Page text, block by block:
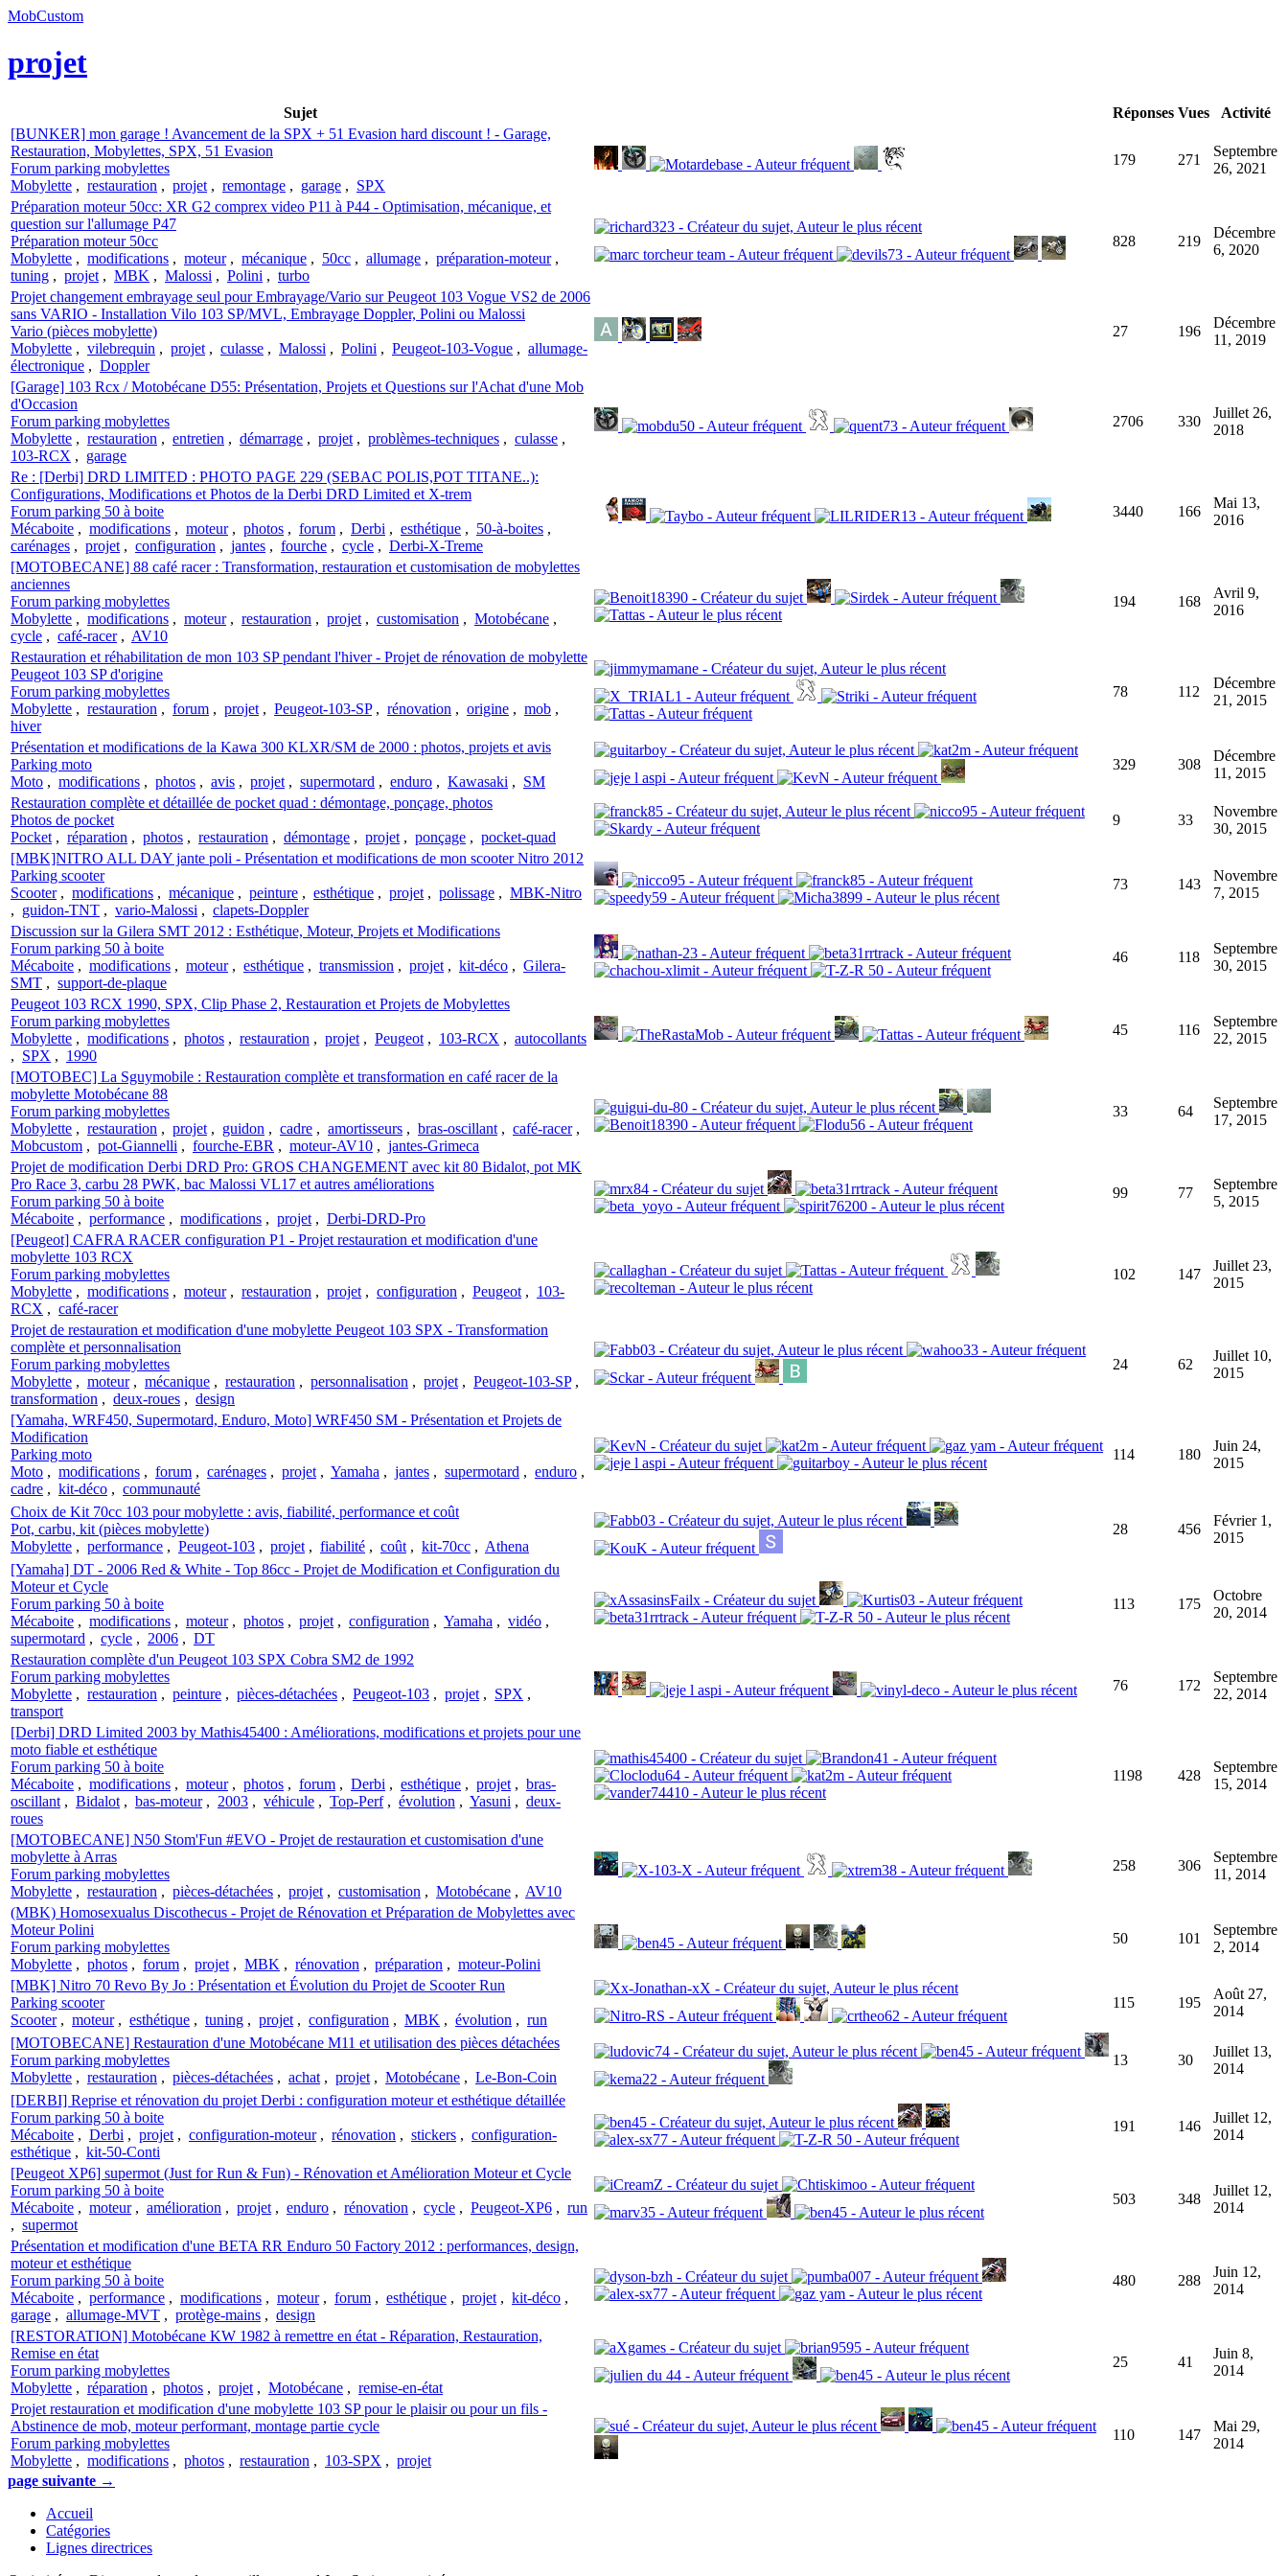
MobCustom
projet
Sujet Réponses Vues
Activité
[BUNKER] mon garage ! Avancement de la SPX + 51 Evasion hard discount ! - Garage,
Restauration, Mobylettes, SPX, 51 Evasion
Forum parking mobylettes
Mobylette , restauration , projet , remontage , garage , SPX
179 271
Septembre
26, 2021
Préparation moteur 50cc: XR G2 comprex video P11 à P44 - Optimisation, mécanique, et
question sur l'allumage P47
Préparation moteur 50cc
Mobylette , modifications , moteur, mécanique , 50cc , allumage , préparation-moteur,
tuning , projet , MBK , Malossi , Polini , turbo
828 219
Décembre
6, 2020
Projet changement embrayage seul pour Embrayage/Vario sur Peugeot 103 Vogue VS2 de 2006
sans VARIO - Installation Vilo 103 SP/MVL, Embrayage Doppler, Polini ou Malossi
Vario (pièces mobylette)
Mobylette , vilebrequin , projet , culasse , Malossi , Polini , Peugeot-103-Vogue , allumage-
électronique , Doppler
27 196
Décembre
11, 2019
[Garage] 103 Rcx / Motobécane D55: Présentation, Projets et Questions sur l'Achat d'une Mob
d'Occasion
Forum parking mobylettes
Mobylette , restauration , entretien , démarrage , projet , problèmes-techniques , culasse ,
103-RCX , garage
2706 330
Juillet 26,
2018
Re : [Derbi] DRD LIMITED : PHOTO PAGE 229 (SEBAC POLIS,POT TITANE..):
Configurations, Modifications et Photos de la Derbi DRD Limited et X-trem
Forum parking 50 à boite
Mécaboite , modifications , moteur, photos , forum , Derbi , esthétique , 50-à-boites ,
carénages , projet , configuration , jantes , fourche , cycle , Derbi-X-Treme
3440 166
Mai 13,
2016
[MOTOBECANE] 88 café racer : Transformation, restauration et customisation de mobylettes
anciennes
Forum parking mobylettes
Mobylette , modifications , moteur, restauration , projet , customisation , Motobécane ,
cycle , café-racer, AV10
194 168
Avril 9,
2016
Restauration et réhabilitation de mon 103 SP pendant l'hiver - Projet de rénovation de mobylette
Peugeot 103 SP d'origine
Forum parking mobylettes
Mobylette , restauration , forum , projet , Peugeot-103-SP, rénovation , origine , mob ,
hiver
78 112
Décembre
21, 2015
Présentation et modifications de la Kawa 300 KLXR/SM de 2000 : photos, projets et avis
Parking moto
Moto , modifications , photos , avis , projet , supermotard , enduro , Kawasaki , SM
329 308
Décembre
11, 2015
Restauration complète et détaillée de pocket quad : démontage, ponçage, photos
Photos de pocket
Pocket , réparation , photos , restauration , démontage , projet , ponçage , pocket-quad
9 33
Novembre
30, 2015
[MBK]NITRO ALL DAY jante poli - Présentation et modifications de mon scooter Nitro 2012
Parking scooter
Scooter, modifications , mécanique , peinture , esthétique , projet , polissage , MBK-Nitro
, guidon-TNT , vario-Malossi , clapets-Doppler
73 143
Novembre
7, 2015
Discussion sur la Gilera SMT 2012 : Esthétique, Moteur, Projets et Modifications
Forum parking 50 à boite
Mécaboite , modifications , moteur, esthétique , transmission , projet , kit-déco , Gilera-
SMT , support-de-plaque
46 118
Septembre
30, 2015
Peugeot 103 RCX 1990, SPX, Clip Phase 2, Restauration et Projets de Mobylettes
Forum parking mobylettes
Mobylette , modifications , photos , restauration , projet , Peugeot , 103-RCX , autocollants
, SPX , 1990
45 116
Septembre
22, 2015
[MOTOBEC] La Sguymobile : Restauration complète et transformation en café racer de la
mobylette Motobécane 88
Forum parking mobylettes
Mobylette , restauration , projet , guidon , cadre , amortisseurs , bras-oscillant , café-racer,
Mobcustom , pot-Giannelli , fourche-EBR , moteur-AV10 , jantes-Grimeca
33 64
Septembre
17, 2015
Projet de modification Derbi DRD Pro: GROS CHANGEMENT avec kit 80 Bidalot, pot MK
Pro Race 3, carbu 28 PWK, bac Malossi VL17 et autres améliorations
Forum parking 50 à boite
Mécaboite , performance , modifications , projet , Derbi-DRD-Pro
99 77
Septembre
5, 2015
[Peugeot] CAFRA RACER configuration P1 - Projet restauration et modification d'une
mobylette 103 RCX
Forum parking mobylettes
Mobylette , modifications , moteur, restauration , projet , configuration , Peugeot , 103-
RCX , café-racer
102 147
Juillet 23,
2015
Projet de restauration et modification d'une mobylette Peugeot 103 SPX - Transformation
complète et personnalisation
Forum parking mobylettes
Mobylette , moteur, mécanique , restauration , personnalisation , projet , Peugeot-103-SP,
transformation , deux-roues , design
24 62
Juillet 10,
2015
[Yamaha, WRF450, Supermotard, Enduro, Moto] WRF450 SM - Présentation et Projets de
Modification
Parking moto
Moto , modifications , forum , carénages , projet , Yamaha , jantes , supermotard , enduro ,
cadre , kit-déco , communauté
114 180
Juin 24,
2015
Choix de Kit 70cc 103 pour mobylette : avis, fiabilité, performance et coût
Pot, carbu, kit (pièces mobylette)
Mobylette , performance , Peugeot-103 , projet , fiabilité , coût , kit-70cc , Athena
28 456
Février 1,
2015
[Yamaha] DT - 2006 Red & White - Top 86cc - Projet de Modification et Configuration du
Moteur et Cycle
Forum parking 50 à boite
Mécaboite , modifications , moteur, photos , projet , configuration , Yamaha , vidéo ,
supermotard , cycle , 2006 , DT
113 175
Octobre
20, 2014
Restauration complète d'un Peugeot 103 SPX Cobra SM2 de 1992
Forum parking mobylettes
Mobylette , restauration , peinture , pièces-détachées , Peugeot-103 , projet , SPX ,
transport
76 172
Septembre
22, 2014
[Derbi] DRD Limited 2003 by Mathis45400 : Améliorations, modifications et projets pour une
moto fiable et esthétique
Forum parking 50 à boite
Mécaboite , modifications , moteur, photos , forum , Derbi , esthétique , projet , bras-
oscillant , Bidalot , bas-moteur, 2003 , véhicule , Top-Perf, évolution , Yasuni , deux-
roues
1198 428
Septembre
15, 2014
[MOTOBECANE] N50 Stom'Fun #EVO - Projet de restauration et customisation d'une
mobylette à Arras
Forum parking mobylettes
Mobylette , restauration , pièces-détachées , projet , customisation , Motobécane , AV10
258 306
Septembre
11, 2014
(MBK) Homosexualus Discothecus - Projet de Rénovation et Préparation de Mobylettes avec
Moteur Polini
Forum parking mobylettes
Mobylette , photos , forum , projet , MBK , rénovation , préparation , moteur-Polini
50 101
Septembre
2, 2014
[MBK] Nitro 70 Revo By Jo : Présentation et Évolution du Projet de Scooter Run
Parking scooter
Scooter, moteur, esthétique , tuning , projet , configuration , MBK , évolution , run
115 195
Août 27,
2014
[MOTOBECANE] Restauration d'une Motobécane M11 et utilisation des pièces détachées
Forum parking mobylettes
Mobylette , restauration , pièces-détachées , achat , projet , Motobécane , Le-Bon-Coin
13 30
Juillet 13,
2014
[DERBI] Reprise et rénovation du projet Derbi : configuration moteur et esthétique détaillée
Forum parking 50 à boite
Mécaboite , Derbi , projet , configuration-moteur, rénovation , stickers , configuration-
esthétique , kit-50-Conti
191 146
Juillet 12,
2014
[Peugeot XP6] supermot (Just for Run & Fun) - Rénovation et Amélioration Moteur et Cycle
Forum parking 50 à boite
Mécaboite , moteur, amélioration , projet , enduro , rénovation , cycle , Peugeot-XP6 , run
, supermot
503 348
Juillet 12,
2014
Présentation et modification d'une BETA RR Enduro 50 Factory 2012 : performances, design,
moteur et esthétique
Forum parking 50 à boite
Mécaboite , performance , modifications , moteur, forum , esthétique , projet , kit-déco ,
garage , allumage-MVT , protège-mains , design
480 288
Juin 12,
2014
[RESTORATION] Motobécane KW 1982 à remettre en état - Réparation, Restauration,
Remise en état
Forum parking mobylettes
Mobylette , réparation , photos , projet , Motobécane , remise-en-état
25 41
Juin 8,
2014
Projet restauration et modification d'une mobylette 103 SP pour le plaisir ou pour un fils -
Abstinence de mob, moteur performant, montage partie cycle
Forum parking mobylettes
Mobylette , modifications , photos , restauration , 103-SPX , projet
110 147
Mai 29,
2014
page suivante →
Accueil
Catégories
Lignes directrices